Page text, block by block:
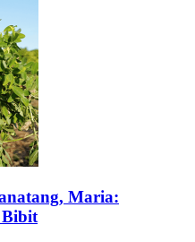
Maria:
Bibit